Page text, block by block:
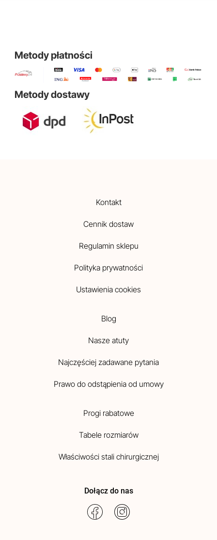
Metody płatności
Metody dostawy
Kontakt
Cennik dostaw
Regulamin sklepu
Polityka prywatności
Ustawienia cookies
Blog
Nasze atuty
Najczęściej zadawane pytania
Prawo do odstąpienia od umowy
Progi rabatowe
Tabele rozmiarów
Właściwości stali chirurgicznej
Dołącz do nas